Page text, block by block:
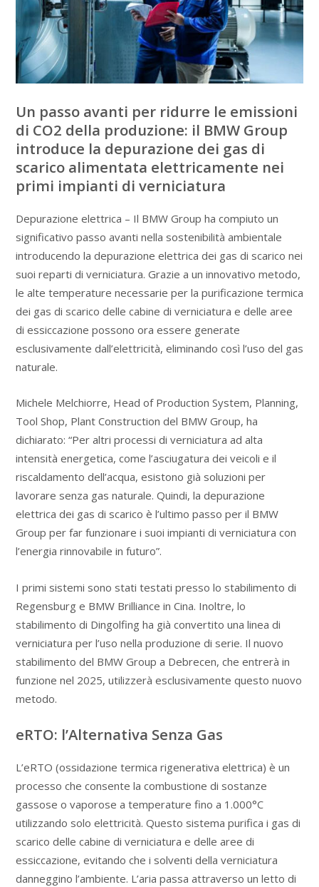
Un passo avanti per ridurre le emissioni
di CO2 della produzione: il BMW Group
introduce la depurazione dei gas di
scarico alimentata elettricamente nei
primi impianti di verniciatura
Depurazione elettrica – Il BMW Group ha compiuto un
significativo passo avanti nella sostenibilità ambientale
introducendo la depurazione elettrica dei gas di scarico nei
suoi reparti di verniciatura. Grazie a un innovativo metodo,
le alte temperature necessarie per la purificazione termica
dei gas di scarico delle cabine di verniciatura e delle aree
di essiccazione possono ora essere generate
esclusivamente dall’elettricità, eliminando così l’uso del gas
naturale.
Michele Melchiorre, Head of Production System, Planning,
Tool Shop, Plant Construction del BMW Group, ha
dichiarato: “Per altri processi di verniciatura ad alta
intensità energetica, come l’asciugatura dei veicoli e il
riscaldamento dell’acqua, esistono già soluzioni per
lavorare senza gas naturale. Quindi, la depurazione
elettrica dei gas di scarico è l’ultimo passo per il BMW
Group per far funzionare i suoi impianti di verniciatura con
l’energia rinnovabile in futuro”.
I primi sistemi sono stati testati presso lo stabilimento di
Regensburg e BMW Brilliance in Cina. Inoltre, lo
stabilimento di Dingolfing ha già convertito una linea di
verniciatura per l’uso nella produzione di serie. Il nuovo
stabilimento del BMW Group a Debrecen, che entrerà in
funzione nel 2025, utilizzerà esclusivamente questo nuovo
metodo.
eRTO: l’Alternativa Senza Gas
L’eRTO (ossidazione termica rigenerativa elettrica) è un
processo che consente la combustione di sostanze
gassose o vaporose a temperature fino a 1.000°C
utilizzando solo elettricità. Questo sistema purifica i gas di
scarico delle cabine di verniciatura e delle aree di
essiccazione, evitando che i solventi della verniciatura
danneggino l’ambiente. L’aria passa attraverso un letto di